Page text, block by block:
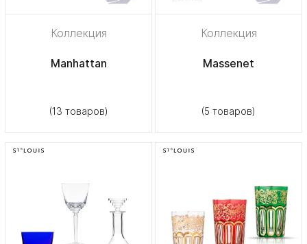
Коллекция
Manhattan
(13 товаров)
Коллекция
Massenet
(5 товаров)